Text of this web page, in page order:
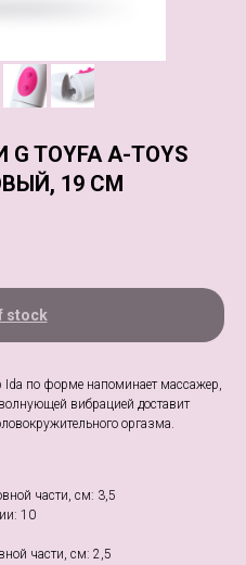
TOYFA A-TOYS
19 СМ
stock
по форме напоминает массажер,
вибрацией доставит
оргазма.
части, см: 3,5
10
части, см: 2,5